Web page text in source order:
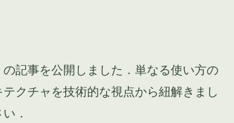
記事を公開しました．単なる使い方の
クチャを技術的な視点から紐解きまし
．